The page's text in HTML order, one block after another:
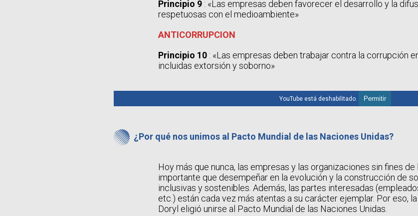
Principio 9: «Las empresas deben favorecer el desarrollo y la
respetuosas con el medioambiente»
ANTICORRUPCION
Principio 10: «Las empresas deben trabajar contra la corrupción
incluidas extorsión y soborno»
YouTube está deshabilitado. Permitir
¿Por qué nos unimos al Pacto Mundial de las Naciones Unidas?
Hoy más que nunca, las empresas y las organizaciones sin fines de
importante que desempeñar en la evolución y la construcción de
inclusivas y sostenibles. Además, las partes interesadas
etc.) están cada vez más atentas a su carácter ejemplar. Por eso,
Doryl eligió unirse al Pacto Mundial de las Naciones Unidas.